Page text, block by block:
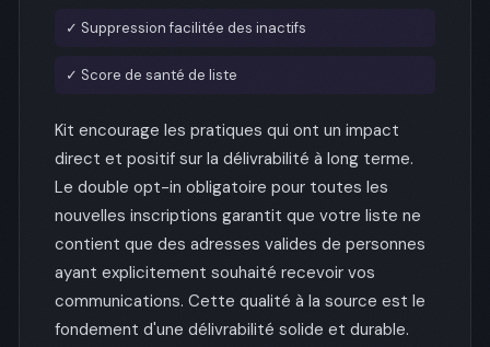
✓ Suppression facilitée des inactifs
✓ Score de santé de liste
Kit encourage les pratiques qui ont un impact
direct et positif sur la délivrabilité à long terme.
Le double opt-in obligatoire pour toutes les
nouvelles inscriptions garantit que votre liste ne
contient que des adresses valides de personnes
ayant explicitement souhaité recevoir vos
communications. Cette qualité à la source est le
fondement d'une délivrabilité solide et durable.